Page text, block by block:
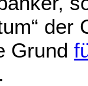
Grund
.